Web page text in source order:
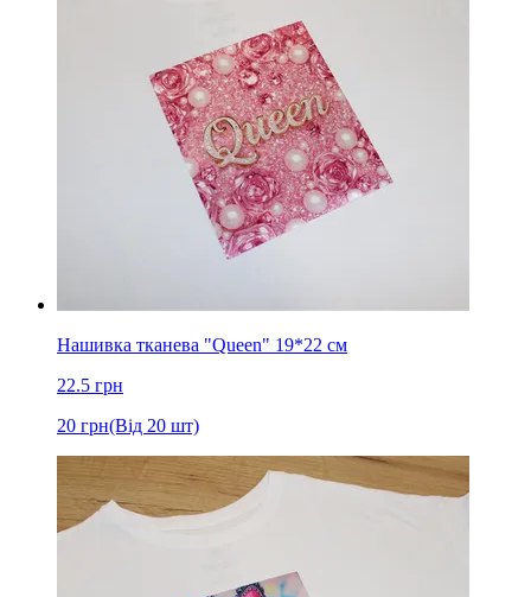
Нашивка тканева "Queen" 19*22 см
22.5 грн
20 грн(Від 20 шт)